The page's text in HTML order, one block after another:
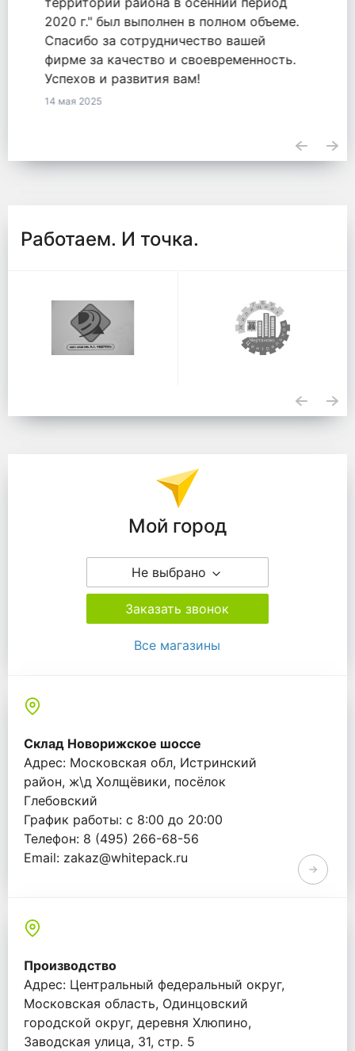
2771548855820000050 от 18.09.2020.
23 апреля 2025
Работаем. И точка.
Мой город
Не выбрано
Заказать звонок
Все магазины
Склад Новорижское шоссе
Адрес: Московская обл, Истринский
район, ж\д Холщёвики, посёлок
Глебовский
График работы: с 8:00 до 20:00
Телефон: 8 (495) 266-68-56
Email: zakaz@whitepack.ru
Производство
Адрес: Центральный федеральный округ,
Московская область, Одинцовский
городской округ, деревня Хлюпино,
Заводская улица, 31, стр. 5